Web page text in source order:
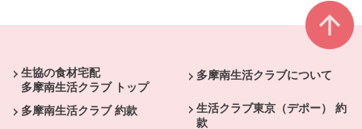
生協の食材宅配
多摩南生活クラブ トップ
多摩南生活クラブについて
多摩南生活クラブ 約款
生活クラブ東京（デポー） 約
款